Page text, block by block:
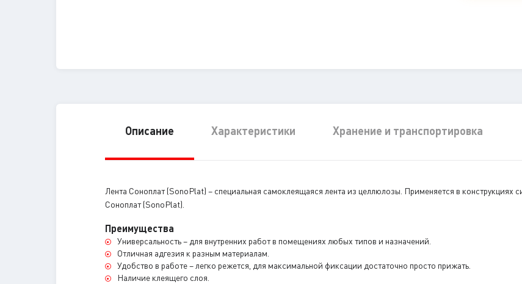
Описание Характеристики Хранение и транспортировка
Лента Соноплат (SonoPlat) – специальная самоклеящаяся лента из целлюлозы. Применяется в конструкциях
Соноплат (SonoPlat).
Преимущества
Универсальность – для внутренних работ в помещениях любых типов и назначений.
Отличная адгезия к разным материалам.
Удобство в работе – легко режется, для максимальной фиксации достаточно просто прижать.
Наличие клеящего слоя.